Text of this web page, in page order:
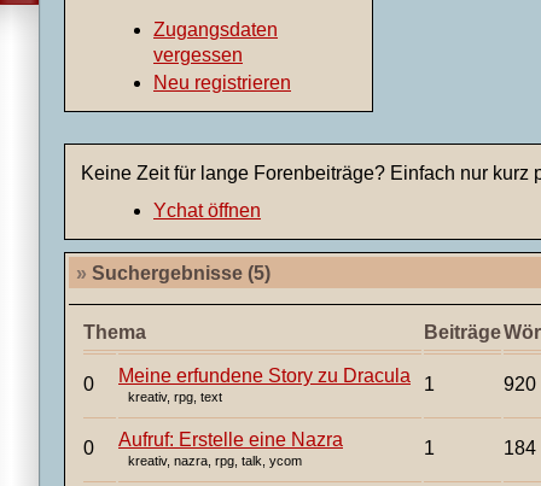
Zugangsdaten
vergessen
Neu registrieren
Keine Zeit für lange Forenbeiträge? Einfach nur kurz
Ychat öffnen
» Suchergebnisse (5)
Thema Beiträge
Meine erfundene Story zu Dracula
kreativ, rpg, text
1 920
Aufruf: Erstelle eine Nazra
kreativ, nazra, rpg, talk, ycom
1 184